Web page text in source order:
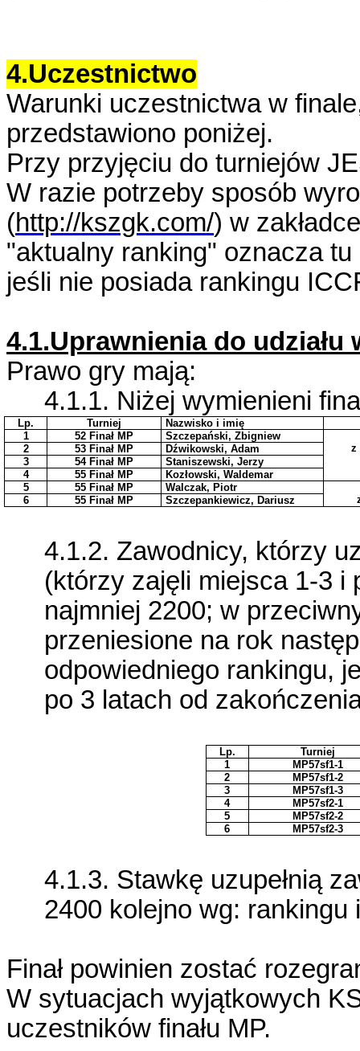
4.Uczestnictwo
Warunki uczestnictwa w
przedstawiono poniżej.
Przy przyjęciu do turniejów
W razie potrzeby sposób
(http://kszgk.com/) w
"aktualny ranking" oznacza
jeśli nie posiada rankingu
4.1.Uprawnienia do
Prawo gry mają:
4.1.1. Niżej wymienieni
Lp. Turniej
Nazwisko i imię
1
52 Finał MP
Szczepański, Zbigniew
z
2 53 Finał MP
Dźwikowski, Adam
3
54 Finał MP
Staniszewski, Jerzy
4
55 Finał MP
Kozłowski, Waldemar
5
55 Finał MP
Walczak, Piotr
6 55 Finał MP Szczepankiewicz, Dariusz
4.1.2. Zawodnicy, którzy
(którzy zajęli miejsca 1-3 i
najmniej 2200; w
przeniesione na rok
odpowiedniego rankingu,
po 3 latach od
Lp.
Turniej
1
MP57sf1-1
2
MP57sf1-2
3
MP57sf1-3
4
MP57sf2-1
5
MP57sf2-2
6
MP57sf2-3
4.1.3. Stawkę uzupełnią
2400 kolejno wg: rankingu
Finał powinien zostać
W sytuacjach wyjątkowych
uczestników finału MP.